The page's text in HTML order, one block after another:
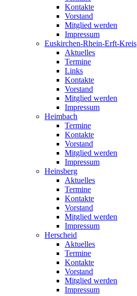
Kontakte
Vorstand
Mitglied werden
Impressum
Euskirchen-Rhein-Erft-Kreis
Aktuelles
Termine
Links
Kontakte
Vorstand
Mitglied werden
Impressum
Heimbach
Termine
Kontakte
Vorstand
Mitglied werden
Impressum
Heinsberg
Aktuelles
Termine
Kontakte
Vorstand
Mitglied werden
Impressum
Herscheid
Aktuelles
Termine
Kontakte
Vorstand
Mitglied werden
Impressum